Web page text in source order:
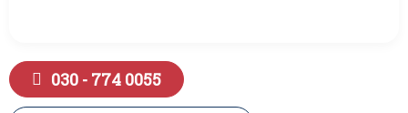
030 - 774 0055